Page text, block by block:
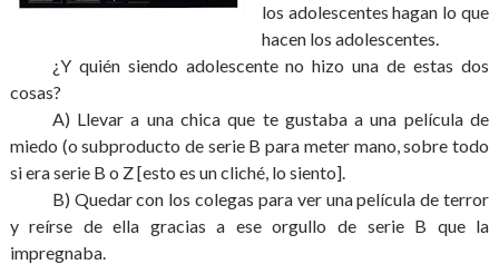
los adolescentes hagan lo que
hacen los adolescentes.
¿Y quién siendo adolescente no hizo una de estas dos
cosas?
A) Llevar a una chica que te gustaba a una película de
miedo (o subproducto de serie B para meter mano, sobre todo
si era serie B o Z [esto es un cliché, lo siento].
B) Quedar con los colegas para ver una película de terror
y reírse de ella gracias a ese orgullo de serie B que la
impregnaba.